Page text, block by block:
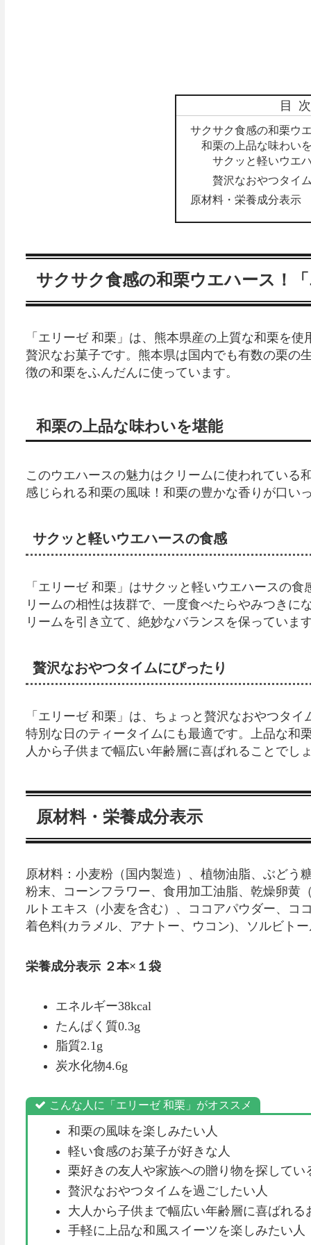
目
サクサク食感の和栗ウ
和栗の上品な味わい
サクッと軽いウエ
贅沢なおやつタイ
原材料・栄養成分表示
サクサク食感の和栗ウエハース！
「エリーゼ 和栗」は、熊本県産の上質な和栗を
贅沢なお菓子です。熊本県は国内でも有数の栗の
徴の和栗をふんだんに使っています。
和栗の上品な味わいを堪能
このウエハースの魅力はクリームに使われている
感じられる和栗の風味！和栗の豊かな香りが口い
サクッと軽いウエハースの食感
「エリーゼ 和栗」はサクッと軽いウエハースの
リームの相性は抜群で、一度食べたらやみつきに
リームを引き立て、絶妙なバランスを保っていま
贅沢なおやつタイムにぴったり
「エリーゼ 和栗」は、ちょっと贅沢なおやつタ
特別な日のティータイムにも最適です。上品な和
人から子供まで幅広い年齢層に喜ばれることでし
原材料・栄養成分表示
原材料：小麦粉（国内製造）、植物油脂、ぶどう
粉末、コーンフラワー、食用加工油脂、乾燥卵黄
ルトエキス（小麦を含む）、ココアパウダー、コ
着色料(カラメル、アナトー、ウコン)、ソルビト
栄養成分表示 ２本×１袋
エネルギー38kcal
たんぱく質0.3g
脂質2.1g
炭水化物4.6g
こんな人に「エリーゼ 和栗」がオススメ
和栗の風味を楽しみたい人
軽い食感のお菓子が好きな人
栗好きの友人や家族への贈り物を探してい
贅沢なおやつタイムを過ごしたい人
大人から子供まで幅広い年齢層に喜ばれる
手軽に上品な和風スイーツを楽しみたい人